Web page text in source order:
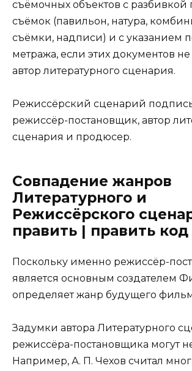
съёмочных объектов с разбивкой
съёмок (павильон, натура,
съёмки, надписи) и с указанием
метража, если этих документов
автор литературного сценария.
Режиссёрский сценарий
режиссёр-постановщик, автор
сценария и продюсер.
Совпадение жанров
Литературного и
Режиссёрского
править | править код
Поскольку именно режиссёр-
является основным создателем
определяет жанр будущего
Задумки автора Литературного
режиссёра-постановщика могут
Например, А. П. Чехов считал